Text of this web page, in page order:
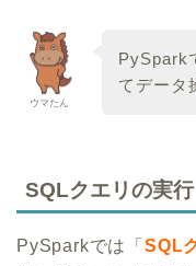
ウマたん
PySpark
てデータ
SQLクエリの実行
PySparkでは「 SQL